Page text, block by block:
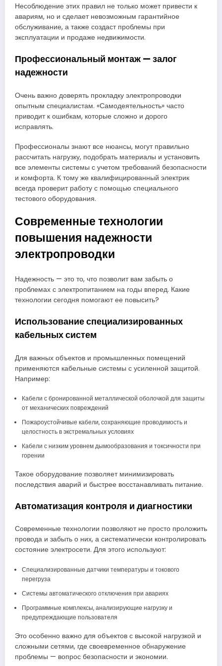
Несоблюдение этих правил не только может привести к
авариям, но и сделает невозможным гарантийное
обслуживание, а также создаст проблемы при
эксплуатации и продаже недвижимости.
Профессиональный монтаж — залог
надежности
Очень важно доверять прокладку электропроводки
опытным специалистам. «Самодеятельность» часто
приводит к ошибкам, которые сложно и дорого
исправлять.
Профессионалы знают все нюансы, могут правильно
рассчитать нагрузку, подобрать материалы и установить
все элементы системы с учетом требований безопасности
и комфорта. К тому же квалифицированный электрик
всегда проверит работу с помощью специального
тестового оборудования.
Современные технологии
повышения надежности
электропроводки
Надежность — это то, что позволит вам забыть о
проблемах с электропитанием на годы вперед. Какие
технологии сегодня помогают ее повысить?
Использование специализированных
кабельных систем
Для важных объектов и промышленных помещений
применяются кабельные системы с усиленной защитой.
Например:
Кабели с бронированной металлической оболочкой для защиты
от механических повреждений
Пожароустойчивые кабели, сохраняющие проводимость и
целостность в экстремальных условиях
Кабели с низким уровнем дымообразования и токсичности при
горении
Такое оборудование позволяет минимизировать
последствия аварий и быстрее восстанавливать питание.
Автоматизация контроля и диагностики
Современные технологии позволяют не просто проложить
провода и забыть о них, а систематически контролировать
состояние электросети. Для этого используют:
Специализированные датчики температуры и токового
перегруза
Системы автоматического отключения при авариях
Программные комплексы, анализирующие нагрузку и
предупреждающие пользователя
Это особенно важно для объектов с высокой нагрузкой и
сложными сетями, где своевременное обнаружение
проблемы — вопрос безопасности и экономии.